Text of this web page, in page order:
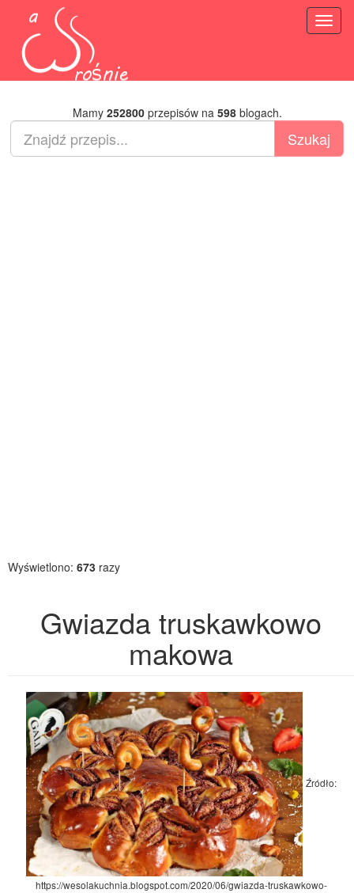
Mamy 252800przepisów na 598blogach.
Wyświetlono: 673 razy
Gwiazda truskawkowo
makowa
Źródło:
https://wesolakuchnia.blogspot.com/2020/06/gwiazda-truskawkowo-